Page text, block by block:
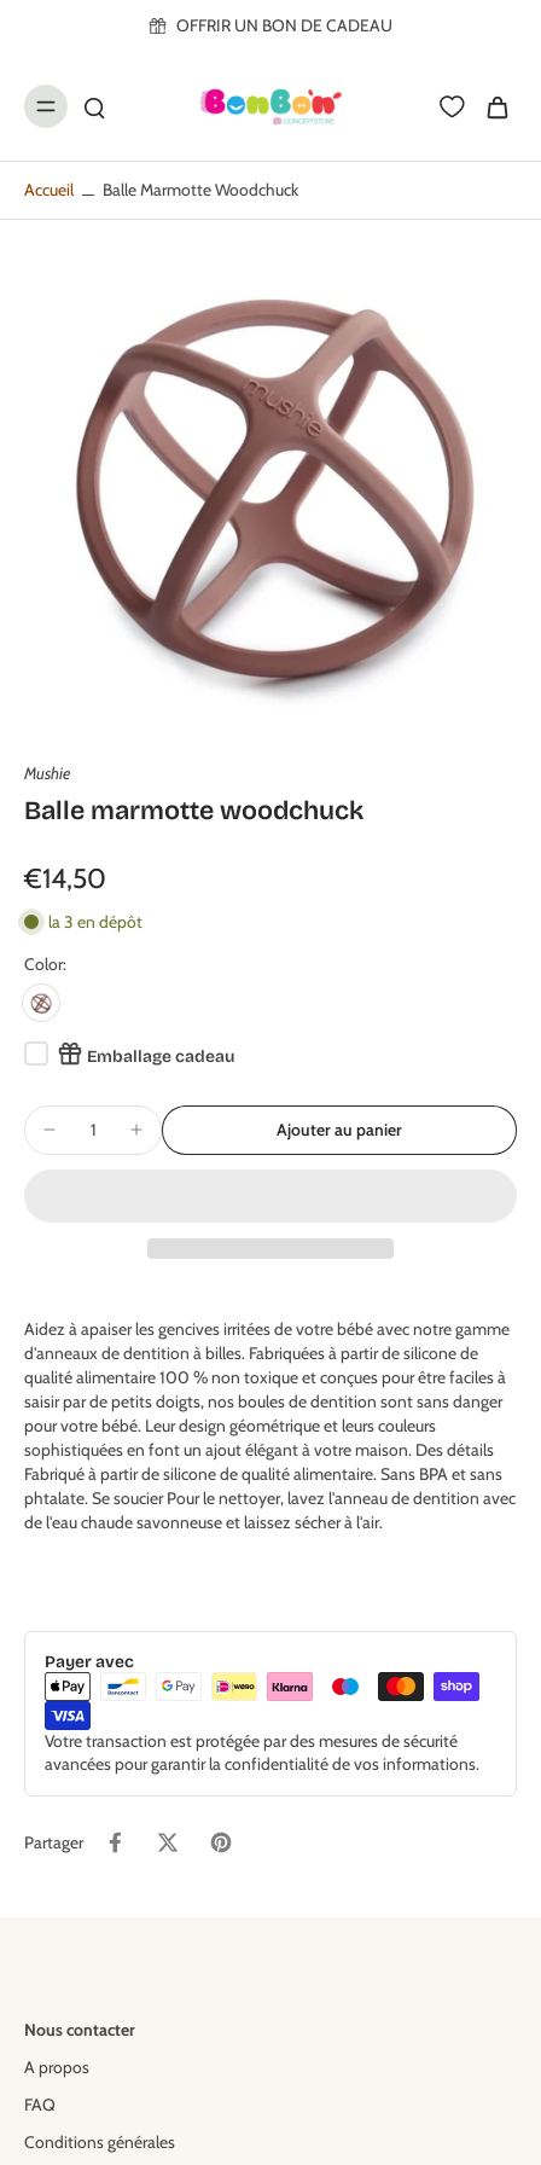
OFFRIR UN BON DE CADEAU
Accueil Balle Marmotte Woodchuck
Mushie
Balle marmotte woodchuck
€14,50
la 3 en dépôt
Color:
Emballage cadeau
Ajouter au panier
Aidez à apaiser les gencives irritées de votre bébé avec notre gamme
d'anneaux de dentition à billes. Fabriquées à partir de silicone de
qualité alimentaire 100 % non toxique et conçues pour être faciles à
saisir par de petits doigts, nos boules de dentition sont sans danger
pour votre bébé. Leur design géométrique et leurs couleurs
sophistiquées en font un ajout élégant à votre maison. Des détails
Fabriqué à partir de silicone de qualité alimentaire. Sans BPA et sans
phtalate. Se soucier Pour le nettoyer, lavez l'anneau de dentition avec
de l'eau chaude savonneuse et laissez sécher à l'air.
Payer avec
Votre transaction est protégée par des mesures de sécurité
avancées pour garantir la confidentialité de vos informations.
Partager
Nous contacter
A propos
FAQ
Conditions générales